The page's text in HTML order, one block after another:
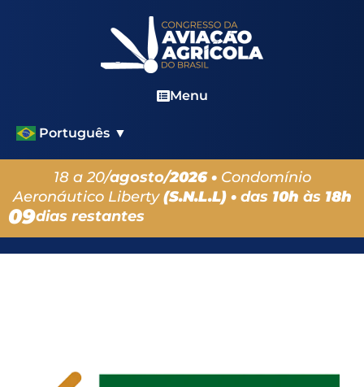
Menu
Português ▼
18 a 20/agosto/2026 • Condomínio
Aeronáutico Liberty(S.N.L.L) • das 10h às 18h
09dias restantes